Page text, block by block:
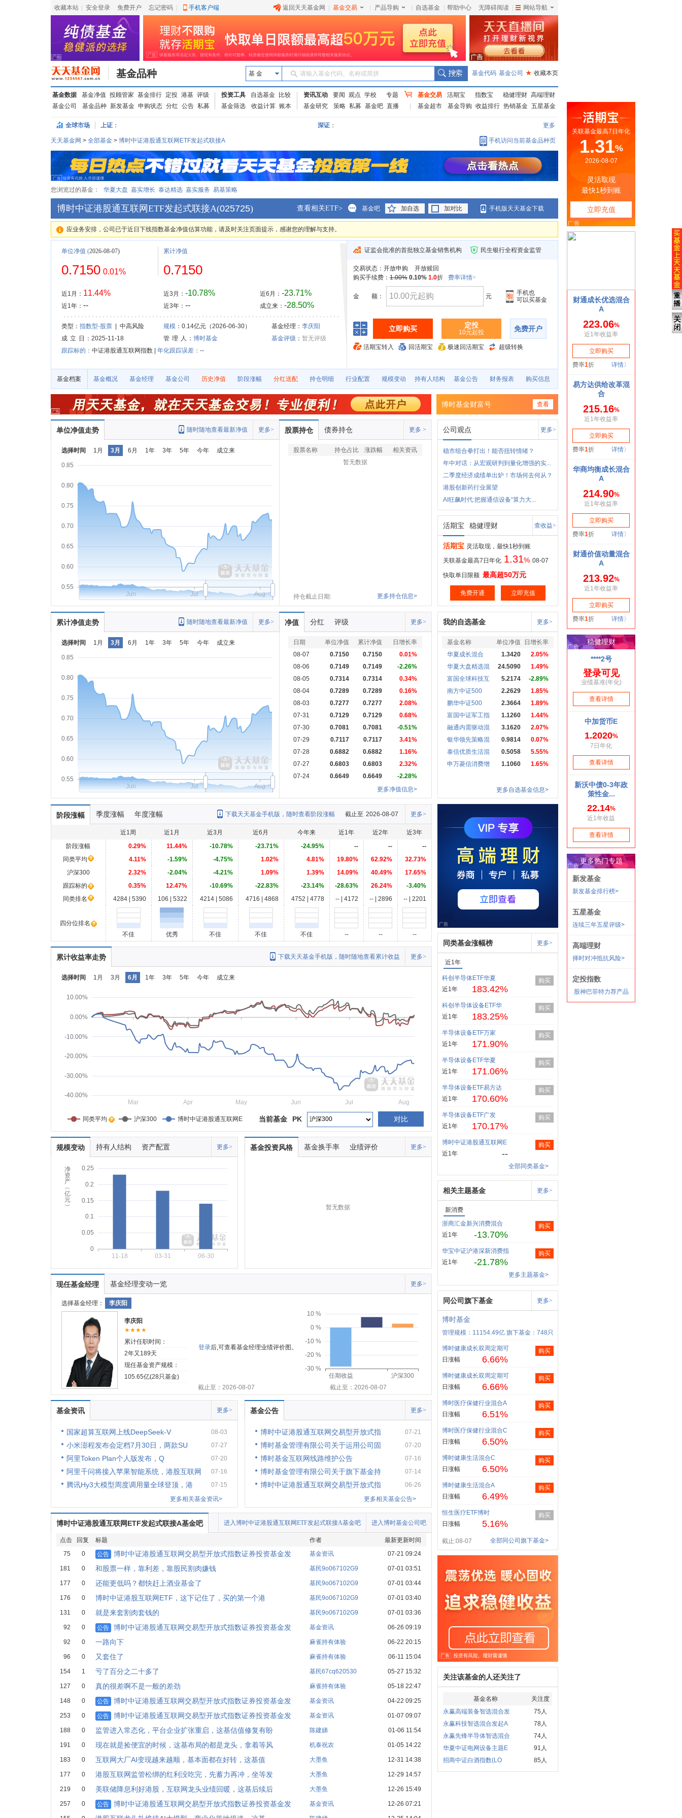
收藏本站 安全登录 免费开户 忘记密码 手机客户端 返回天天基金网 基金交易 产品导购 自选基金 帮助中心 无障碍阅读 网站导航
基金品种 基 金 请输入基金代码、名称或简拼 基金代码 基金公司 ★ 收藏本页
基金数据 基金净值 投顾管家 基金排行 定投 港基 评级
基金公司
基金品种 新发基金 申购状态 分红 公告 私募
投资工具 自选基金
比较
基金筛选
收益计算 账本
资讯互动 要闻 观点 学校
专题
基金研究
策略 私募 基金吧 直播
基金交易 活期宝 指数宝 稳健理财 高端理财
基金超市
基金导购 收益排行 热销基金 五星基金
全球市场 上证： 深证： 更多
天天基金网 > 全部基金 > 博时中证港股通互联网ETF发起式联接A 手机访问当前基金品种页
您浏览过的基金： 华夏大盘 嘉实增长 泰达精选 嘉实服务 易基策略
博时中证港股通互联网ETF发起式联接A(025725) 查看相关ETF> 基金吧 加自选 加对比 手机版天天基金下载
应业务安排，公司已于近日下线指数基金净值估算功能，请及时关注页面提示，感谢您的理解与支持。
单位净值 (2026-08-07)
0.7150 0.01%
近1月： 11.44%
近1年： --
累计净值
0.7150
近3月： -10.78%
近3年： --
近6月： -23.71%
成立来： -28.50%
类型： 指数型-股票| 中高风险 规模：0.14亿元（2026-06-30） 基金经理： 李庆阳
成 立 日
：2025-11-18 管 理 人 ： 博时基金 基金评级 ： 暂无评级
跟踪标的： 中证港股通互联网指数 | 年化跟踪误差： --
证监会批准的首批独立基金销售机构 民生银行全程资金监管
交易状态： 开放申购
开放赎回
购买手续费：1.00% 0.10% 1.0折 费率详情>
金 额： 元
手机也
可以买基金
立即购买 定投
10元起投 免费开户
活期宝转入 回活期宝 极速回活期宝 超级转换
基金档案 基金概况 基金经理 基金公司 历史净值 阶段涨幅 分红送配 持仓明细 行业配置 规模变动 持有人结构 基金公告 财务报表 购买信息
博时基金财富号 查看
单位净值走势 更多>
随时随地查看最新净值
选择时间 1月 3月 6月 1年 3年 5年 今年 成立来
0.55
0.60
0.65
0.70
0.75
0.80
0.85
Jun Jul Aug
股票持仓 债券持仓 更多 >
股票名称 持仓占比 涨跌幅
相关资讯
暂无数据
持仓截止日期: 更多持仓信息>
公司观点 更多>
稳市组合拳打出！能否扭转情绪？
年中对话：从宏观研判到量化增强的实...
二季度经济成绩单出炉！市场何去何从？
港股创新药行业展望
AI狂飙时代:把握通信设备“算力大...
活期宝 稳健理财 查收益>
活期宝 灵活取现，最快1秒到账
关联基金最高7日年化 1.31% 08-07
快取单日限额 最高超50万元
免费开通 立即充值
累计净值走势 更多>
随时随地查看最新净值
选择时间 1月 3月 6月 1年 3年 5年 今年 成立来
0.55
0.60
0.65
0.70
0.75
0.80
0.85
Jun Jul Aug
净值 分红 评级 更多>
日期 单位净值 累计净值
日增长率
08-07
0.7150 0.7150
0.01%
08-06
0.7149 0.7149
-2.26%
08-05
0.7314 0.7314
0.34%
08-04
0.7289 0.7289
0.16%
08-03
0.7277 0.7277
2.08%
07-31
0.7129 0.7129
0.68%
07-30
0.7081 0.7081
-0.51%
07-29
0.7117 0.7117
3.41%
07-28
0.6882 0.6882
1.16%
07-27
0.6803 0.6803
2.32%
07-24
0.6649 0.6649
-2.28%
更多净值信息>
我的自选基金 更多>
基金名称 单位净值
日增长率
华夏成长混合
1.3420
2.05%
华夏大盘精选混
24.5090
1.49%
富国全球科技互
5.2174
-2.89%
南方中证500
2.2629
1.85%
鹏华中证500
2.3664
1.89%
富国中证军工指
1.1260
1.44%
融通内需驱动混
3.1620
2.07%
银华领先策略混
0.9814
0.07%
泰信优质生活混
0.5058
5.55%
申万菱信消费增
1.1060 1.65%
更多自选基金信息>
阶段涨幅 季度涨幅 年度涨幅 更多>
截止至 2026-08-07
下载天天基金手机版，随时查看阶段涨幅
近1周 近1月 近3月 近6月 今年来 近1年 近2年
近3年
阶段涨幅
0.29% 11.44% -10.78% -23.71% -24.95% -- --
--
同类平均
4.11% -1.59% -4.75% 1.02% 4.81% 19.80% 62.92%
32.73%
沪深300
2.32% -2.04% -4.21% 1.09% 1.39% 14.09% 40.49%
17.65%
跟踪标的
0.35% 12.47% -10.69% -22.83% -23.14% -28.63% 26.24%
-3.40%
同类排名
4284 | 5390 106 | 5322 4214 | 5086 4716 | 4868 4752 | 4778 -- | 4172 -- | 2896 -- | 2201
四分位排名
不佳
优秀 不佳 不佳 不佳 -- -- --
累计收益率走势 更多>
下载天天基金手机版，随时随地查看累计收益
选择时间 1月 3月 6月 1年 3年 5年 今年 成立来
-40.00%
-30.00%
-20.00%
-10.00%
0.00%
10.00%
Mar Apr May Jun Jul Aug
同类平均 沪深300 博时中证港股通互联网E 对比
PK
当前基金
规模变动 持有人结构 资产配置 更多>
净
资
产
︵
亿
元
︶
0
0.05
0.1
0.15
0.2
0.25
11-18 03-31 06-30
基金投资风格 基金换手率 业绩评价 更多>
暂无数据
现任基金经理 基金经理变动一览 更多>
选择基金经理： 李庆阳
李庆阳
★★★★
累计任职时间：
2年又189天
现任基金资产规模：
105.65亿(28只基金)
登录后,可查看基金经理业绩评价图。
-30 %
-20 %
-10 %
0 %
10 %
任期收益
沪深300
截止至：2026-08-07
截止至：2026-08-07
基金资讯 更多>
国家超算互联网上线DeepSeek-V 08-03
小米澎程发布会定档7月30日，两款SU 07-27
阿里Token Plan个人版发布，Q 07-20
阿里千问将接入苹果智能系统，港股互联网 07-16
腾讯Hy3大模型周度调用量全球登顶，港
07-15
更多相关基金资讯>
基金公告 更多>
博时中证港股通互联网交易型开放式指 07-21
博时基金管理有限公司关于运用公司固 07-20
博时基金互联网线路维护公告 07-16
博时基金管理有限公司关于旗下基金持 07-14
博时中证港股通互联网交易型开放式指
06-26
更多相关基金公告>
博时中证港股通互联网ETF发起式联接A基金吧 进入博时基金公司吧
进入博时中证港股通互联网ETF发起式联接A基金吧
点击 回复 标题 作者
最新更新时间
75
0 公告 博时中证港股通互联网交易型开放式指数证券投资基金发 基金资讯 07-21 09:24
181 0 和股票一样，靠利差，靠股民割肉嫌钱 基民9o067102G9 07-01 03:51
177 0 还能更低吗？都快赶上酒业基金了 基民9o067102G9 07-01 03:44
176 0 博时中证港股互联网ETF，这下记住了，买的第一个港 基民9o067102G9 07-01 03:40
131 0 就是来套割肉套钱的 基民9o067102G9 07-01 03:36
92 0 公告 博时中证港股通互联网交易型开放式指数证券投资基金发 基金资讯 06-26 09:19
92 0 一路向下 麻雀持有体验 06-22 20:15
96 0 又套住了 麻雀持有体验 06-11 15:04
154 1 亏了百分之二十多了 基民67cq620530 05-27 15:32
127 0 真的很差啊不是一般的差劲 麻雀持有体验 05-18 22:47
148 0 公告 博时中证港股通互联网交易型开放式指数证券投资基金发 基金资讯 04-22 09:25
253 0 公告 博时中证港股通互联网交易型开放式指数证券投资基金发 基金资讯 01-07 09:07
188 0 监管进入常态化，平台企业扩张重启，这基估值修复有盼 陈建娣 01-06 11:54
191 0 现在就是捡便宜的时候，这基布局的都是龙头，拿着等风 机泰祝农 01-05 14:22
183 0 互联网大厂AI变现越来越顺，基本面都在好转，这基值 大墨鱼 12-31 14:38
177 0 港股互联网监管松绑的红利没吃完，先蓄力再冲，坐等发 大墨鱼 12-29 14:57
219 0 美联储降息利好港股，互联网龙头业绩回暖，这基后续后 大墨鱼 12-26 15:49
257 0 公告 博时中证港股通互联网交易型开放式指数证券投资基金发 基金资讯 12-26 07:21
同类基金涨幅榜 更多>
近1年
科创半导体ETF华夏
近1年
183.42%
购买
科创半导体设备ETF华
近1年
183.25%
购买
半导体设备ETF万家
近1年
171.90%
购买
半导体设备ETF华夏
近1年
171.06%
购买
半导体设备ETF易方达
近1年
170.60%
购买
半导体设备ETF广发
近1年
170.17%
购买
博时中证港股通互联网E
近1年
--
购买
全部同类基金>
相关主题基金 更多>
新消费
浙商汇金新兴消费混合
近1年
-13.70%
购买
华宝中证沪港深新消费指
近1年
-21.78%
购买
更多主题基金>
同公司旗下基金 更多>
博时基金
管理规模：11154.49亿 旗下基金：748只
博时健康成长双周定期可
日涨幅
6.66%
购买
博时健康成长双周定期可
日涨幅
6.66%
购买
博时医疗保健行业混合A
日涨幅
6.51%
购买
博时医疗保健行业混合C
日涨幅
6.50%
购买
博时健康生活混合C
日涨幅
6.50%
购买
博时健康生活混合A
日涨幅
6.49%
购买
恒生医疗ETF博时
日涨幅
5.16%
购买
截止:08-07 全部同公司旗下基金>
关注该基金的人还关注了
基金名称
关注度
永赢高端装备智选混合发
75人
永赢科技智选混合发起A
78人
永赢先锋半导体智选混合
74人
华夏中证电网设备主题E
91人
招商中证白酒指数(LO
85人